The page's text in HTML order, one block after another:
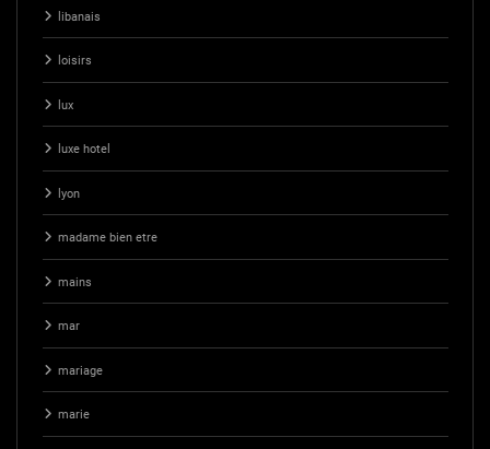
libanais
loisirs
lux
luxe hotel
lyon
madame bien etre
mains
mar
mariage
marie